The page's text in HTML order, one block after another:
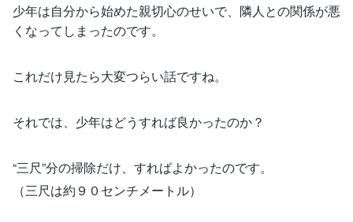
少年は自分から始めた親切心のせいで、隣人との関係が悪
くなってしまったのです。
これだけ見たら大変つらい話ですね。
それでは、少年はどうすれば良かったのか？
“三尺”分の掃除だけ、すればよかったのです。
（三尺は約９０センチメートル）